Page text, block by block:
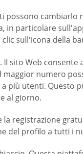
possono cambiarlo
in particolare
sull'icona della
Il sito Web consente
maggior numero
a più utenti. Questo
al giorno.
la registrazione
del profilo a tutti i